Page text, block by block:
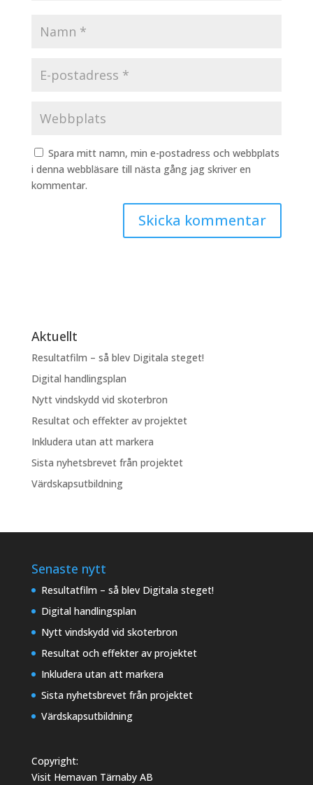
Spara mitt namn, min e-postadress och webbplats
i denna webbläsare till nästa gång jag skriver en
kommentar.
Aktuellt
Resultatfilm – så blev Digitala steget!
Digital handlingsplan
Nytt vindskydd vid skoterbron
Resultat och effekter av projektet
Inkludera utan att markera
Sista nyhetsbrevet från projektet
Värdskapsutbildning
Senaste nytt
Resultatfilm – så blev Digitala steget!
Digital handlingsplan
Nytt vindskydd vid skoterbron
Resultat och effekter av projektet
Inkludera utan att markera
Sista nyhetsbrevet från projektet
Värdskapsutbildning
Copyright:
Visit Hemavan Tärnaby AB